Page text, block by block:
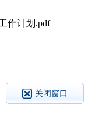
作计划.pdf
关闭窗口